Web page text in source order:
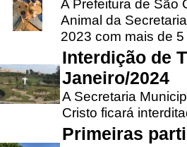
A Prefeitura de São
Animal da
2023 com mais de 5
Interdição de
Janeiro/2024
A Secretaria
Cristo ficará
Primeiras